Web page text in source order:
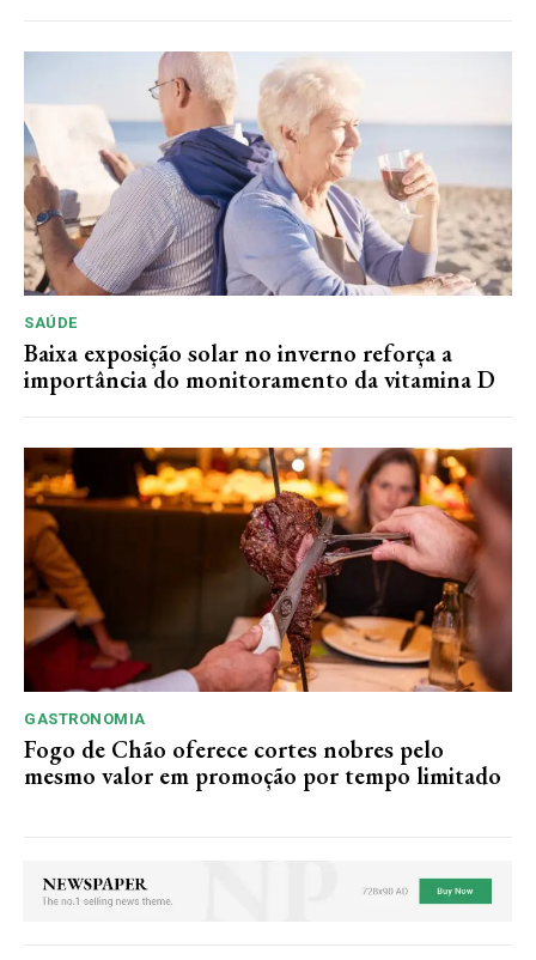
SAÚDE
Baixa exposição solar no inverno reforça a
importância do monitoramento da vitamina D
GASTRONOMIA
Fogo de Chão oferece cortes nobres pelo
mesmo valor em promoção por tempo limitado